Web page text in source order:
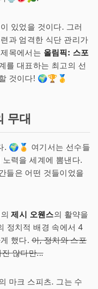
있었을 것이다. 그러
과 엄격한 식단 관리가
목에서는 올림픽: 스포
를 대표하는 최고의 선
것이다! 🌍🏆🥇
무대
. 🌍🏅 여기서는 선수들
력을 세계에 뽐낸다.
들은 어떤 것들이었을
의제시 오웬스의 활약을
정치적 배경 속에서 4
했다.아, 정치와 스포
않다만...
마크 스피츠. 그는 수